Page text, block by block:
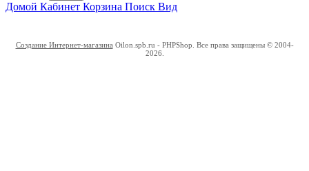
Домой Кабинет Корзина Поиск Вид
Создание Интернет-магазина Oilon.spb.ru - PHPShop. Все права защищены © 2004-
2026.